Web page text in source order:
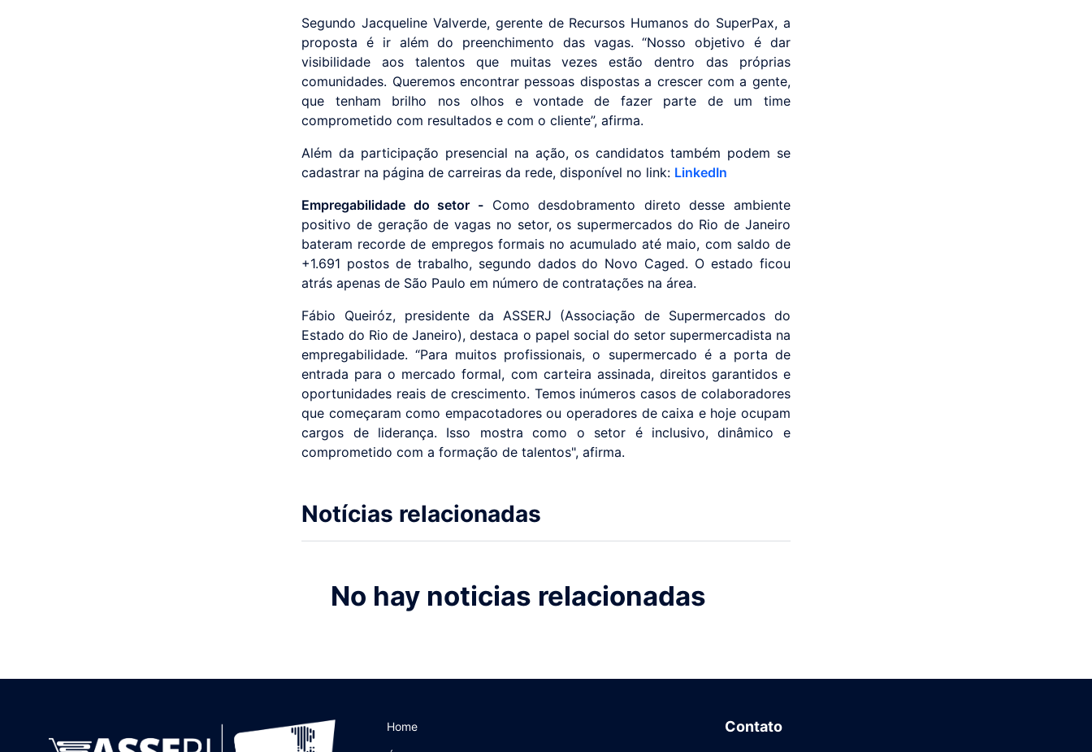
Segundo Jacqueline Valverde, gerente de Recursos Humanos do SuperPax, a
proposta é ir além do preenchimento das vagas. “Nosso objetivo é dar
visibilidade aos talentos que muitas vezes estão dentro das próprias
comunidades. Queremos encontrar pessoas dispostas a crescer com a gente,
que tenham brilho nos olhos e vontade de fazer parte de um time
comprometido com resultados e com o cliente”, afirma.
Além da participação presencial na ação, os candidatos também podem se
cadastrar na página de carreiras da rede, disponível no link: LinkedIn
Empregabilidade do setor -Como desdobramento direto desse ambiente
positivo de geração de vagas no setor, os supermercados do Rio de Janeiro
bateram recorde de empregos formais no acumulado até maio, com saldo de
+1.691 postos de trabalho, segundo dados do Novo Caged. O estado ficou
atrás apenas de São Paulo em número de contratações na área.
Fábio Queiróz, presidente da ASSERJ (Associação de Supermercados do
Estado do Rio de Janeiro), destaca o papel social do setor supermercadista na
empregabilidade. “Para muitos profissionais, o supermercado é a porta de
entrada para o mercado formal, com carteira assinada, direitos garantidos e
oportunidades reais de crescimento. Temos inúmeros casos de colaboradores
que começaram como empacotadores ou operadores de caixa e hoje ocupam
cargos de liderança. Isso mostra como o setor é inclusivo, dinâmico e
comprometido com a formação de talentos", afirma.
Notícias relacionadas
No hay noticias relacionadas
Home Contato